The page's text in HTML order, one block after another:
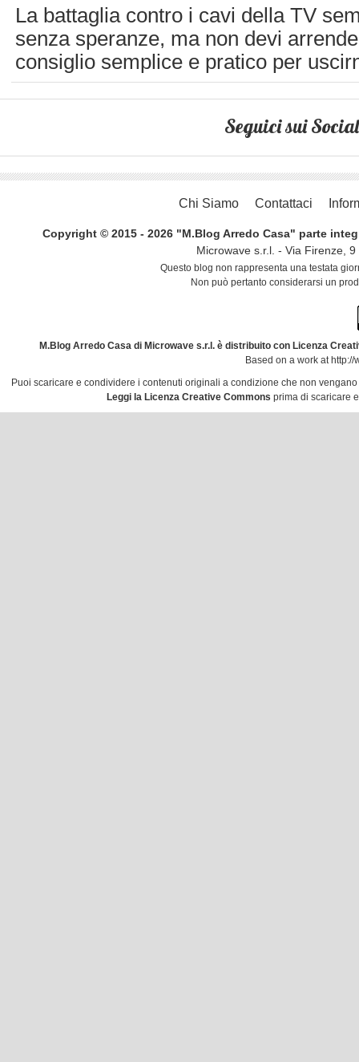
La battaglia contro i cavi della TV
senza speranze, ma non devi
consiglio semplice e pratico per
Seguici sui Social
Chi Siamo Contattaci
Copyright © 2015 - 2026 "M.Blog Arredo Casa" parte
Microwave s.r.l. - Via Firenze,
Questo blog non rappresenta una testata
Non può pertanto considerarsi un
M.Blog Arredo Casa di Microwave s.r.l. è distribuito con Licenza
Based on a work at http://
Puoi scaricare e condividere i contenuti originali a condizione che non
Leggi la Licenza Creative Commons prima di scaricare